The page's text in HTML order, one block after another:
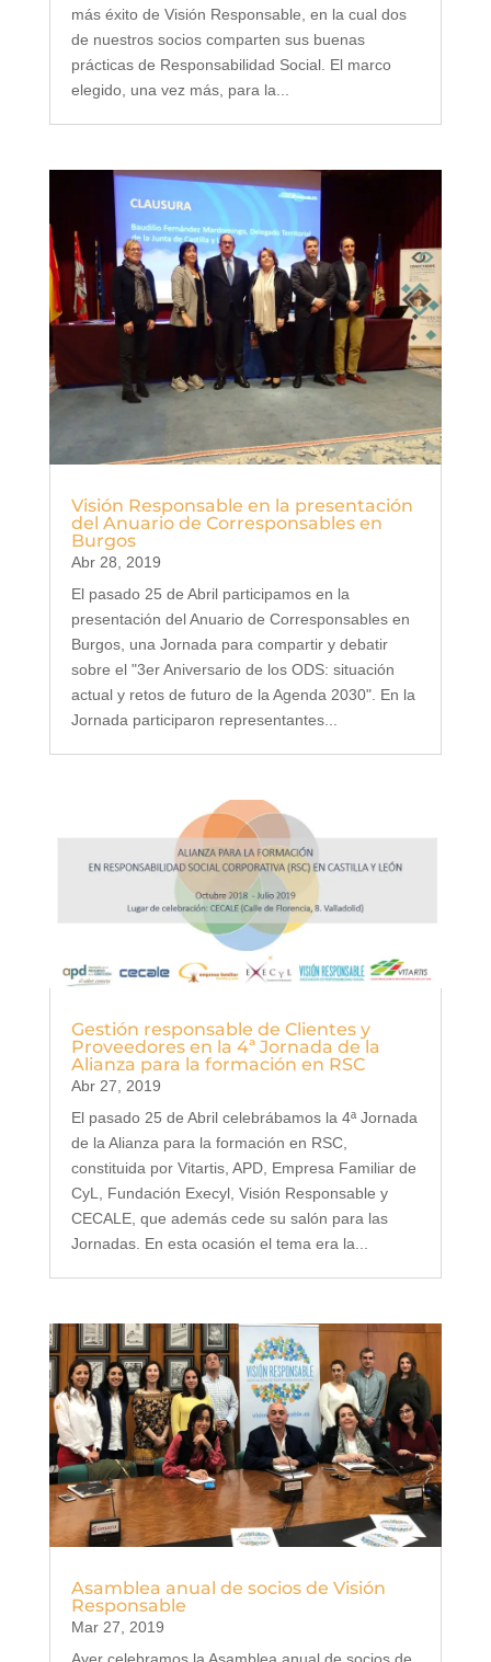
más éxito de Visión Responsable, en la cual dos
de nuestros socios comparten sus buenas
prácticas de Responsabilidad Social. El marco
elegido, una vez más, para la...
Visión Responsable en la presentación
del Anuario de Corresponsables en
Burgos
Abr 28, 2019
El pasado 25 de Abril participamos en la
presentación del Anuario de Corresponsables en
Burgos, una Jornada para compartir y debatir
sobre el "3er Aniversario de los ODS: situación
actual y retos de futuro de la Agenda 2030". En la
Jornada participaron representantes...
Gestión responsable de Clientes y
Proveedores en la 4ª Jornada de la
Alianza para la formación en RSC
Abr 27, 2019
El pasado 25 de Abril celebrábamos la 4ª Jornada
de la Alianza para la formación en RSC,
constituida por Vitartis, APD, Empresa Familiar de
CyL, Fundación Execyl, Visión Responsable y
CECALE, que además cede su salón para las
Jornadas. En esta ocasión el tema era la...
Asamblea anual de socios de Visión
Responsable
Mar 27, 2019
Ayer celebramos la Asamblea anual de socios de